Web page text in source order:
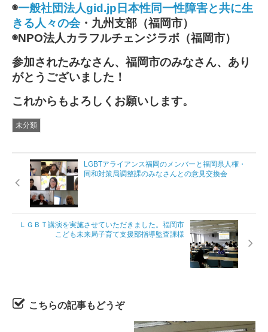
◉一般社団法人gid.jp日本性同一性障害と共に生
きる人々の会・九州支部（福岡市）
◉NPO法人カラフルチェンジラボ（福岡市）
参加されたみなさん、福岡市のみなさん、あり
がとうございました！
これからもよろしくお願いします。
未分類
LGBTアライアンス福岡のメンバーと福岡県人権・
同和対策局調整課のみなさんとの意見交換会
ＬＧＢＴ講演を実施させていただきました。福岡市
こども未来局子育て支援部指導監査課様
こちらの記事もどうぞ